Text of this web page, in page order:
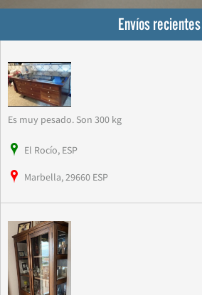
Envíos recientes
Es muy pesado. Son 300 kg
El Rocío, ESP
Marbella, 29660 ESP